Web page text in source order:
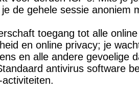
de gehele sessie anoniem
toegang tot alle
en online privacy; je
en alle andere gevoelige
antivirus software